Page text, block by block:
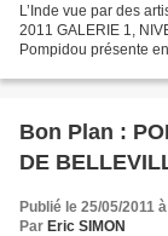
L’Inde vue par des
2011 GALERIE 1,
Pompidou présente
Bon Plan :
DE
Publié le 25/05/2011
Par Eric SIMON